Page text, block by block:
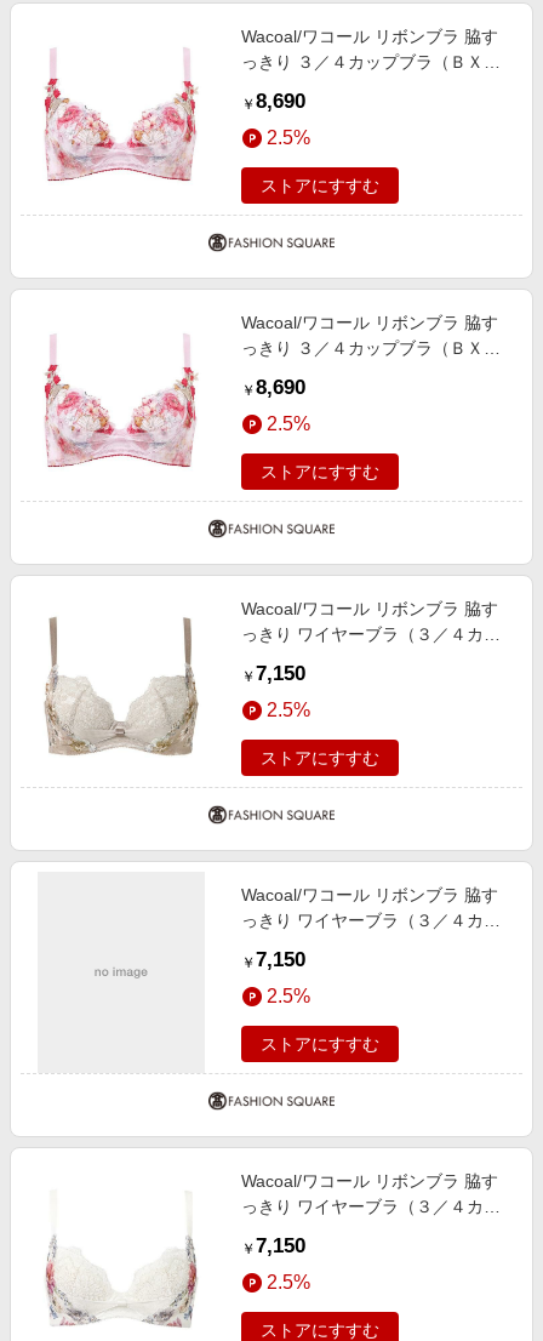
Wacoal/ワコール リボンブラ 脇す
っきり ３／４カップブラ（ＢＸＢ
￥ 8,690
2.5%
ストアにすすむ
Wacoal/ワコール リボンブラ 脇す
っきり ３／４カップブラ（ＢＸＢ
￥ 8,690
2.5%
ストアにすすむ
Wacoal/ワコール リボンブラ 脇す
っきり ワイヤーブラ（３／４カッ
￥ 7,150
2.5%
ストアにすすむ
Wacoal/ワコール リボンブラ 脇す
っきり ワイヤーブラ（３／４カッ
￥ 7,150
2.5%
ストアにすすむ
Wacoal/ワコール リボンブラ 脇す
っきり ワイヤーブラ（３／４カッ
￥ 7,150
2.5%
ストアにすすむ